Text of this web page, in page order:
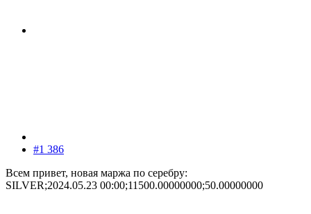
#1 386
Всем привет, новая маржа по серебру:
SILVER;2024.05.23 00:00;11500.00000000;50.00000000